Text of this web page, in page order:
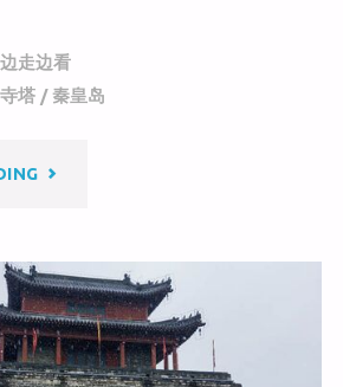
边走边看
塔 /秦皇岛
"昌
源
影